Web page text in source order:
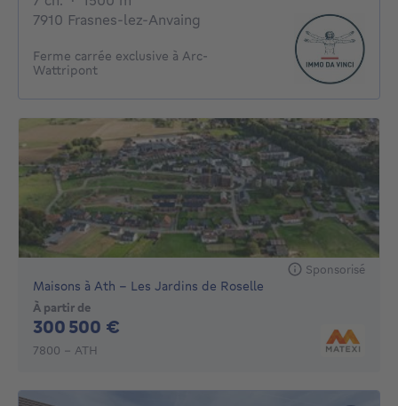
7910 Frasnes-lez-Anvaing
Ferme carrée exclusive à Arc-
Wattripont
Sponsorisé
Maisons à Ath - Les Jardins de Roselle
À partir de
300 500 €
7800 - ATH